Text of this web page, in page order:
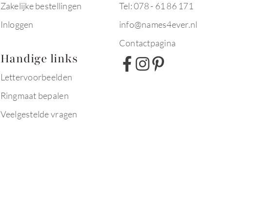
Zakelijke bestellingen
Inloggen
Handige links
Lettervoorbeelden
Ringmaat bepalen
Veelgestelde vragen
Tel: 078 - 61 86 171
info@names4ever.nl
Contactpagina